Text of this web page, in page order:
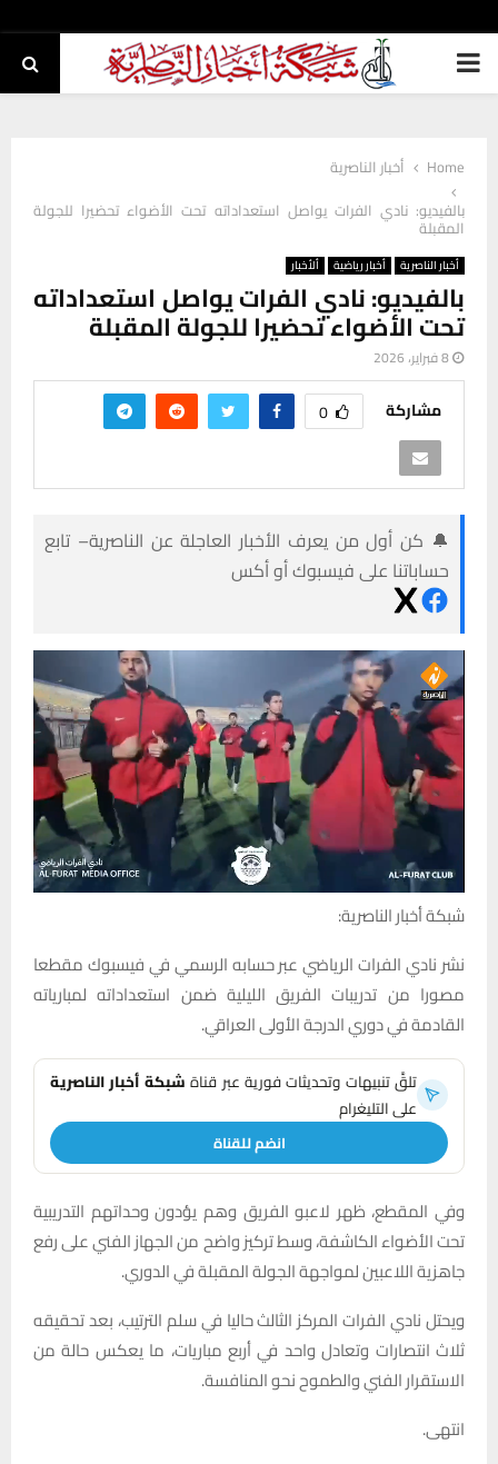
PRIMARY
Home
أخبار الناصرية
بالفيديو: نادي الفرات يواصل استعداداته تحت الأضواء تحضيرا للجولة
المقبلة
أخبار الناصرية أخبار رياضية ألأخبار
بالفيديو: نادي الفرات يواصل استعداداته
تحت الأضواء تحضيرا للجولة المقبلة
8 فبراير، 2026
مشاركة 0
🔔 كن أول من يعرف الأخبار العاجلة عن الناصرية– تابع
حساباتنا على فيسبوك أو أكس
شبكة أخبار الناصرية:
نشر نادي الفرات الرياضي عبر حسابه الرسمي في فيسبوك مقطعا
مصورا من تدريبات الفريق الليلية ضمن استعداداته لمبارياته
القادمة في دوري الدرجة الأولى العراقي.
تلقَّ تنبيهات وتحديثات فورية عبر قناةشبكة أخبار الناصرية
على التليغرام
انضم للقناة
وفي المقطع، ظهر لاعبو الفريق وهم يؤدون وحداتهم التدريبية
تحت الأضواء الكاشفة، وسط تركيز واضح من الجهاز الفني على رفع
جاهزية اللاعبين لمواجهة الجولة المقبلة في الدوري.
ويحتل نادي الفرات المركز الثالث حاليا في سلم الترتيب، بعد تحقيقه
ثلاث انتصارات وتعادل واحد في أربع مباريات، ما يعكس حالة من
الاستقرار الفني والطموح نحو المنافسة.
انتهى.